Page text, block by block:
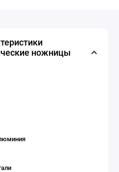
ножницы